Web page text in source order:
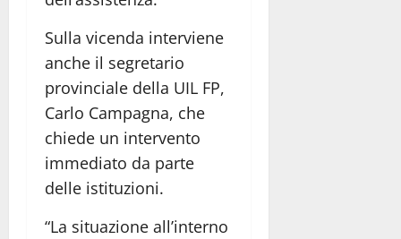
Sulla vicenda interviene
anche il segretario
provinciale della UIL FP,
Carlo Campagna, che
chiede un intervento
immediato da parte
delle istituzioni.
“La situazione all’interno